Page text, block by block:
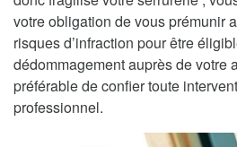
votre obligation de vous prémunir
risques d’infraction pour être
dédommagement auprès de votre
préférable de confier toute
professionnel.